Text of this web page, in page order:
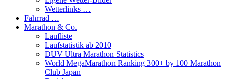
Wetterlinks …
Fahrrad …
Marathon & Co.
Laufliste
Laufstatistik ab 2010
DUV Ultra Marathon Statistics
World MegaMarathon Ranking 300+ by 100 Marathon
Club Japan